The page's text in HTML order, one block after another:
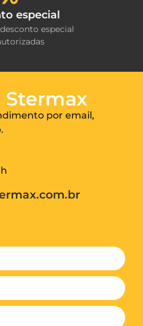
especial
especial
Stermax
por email,